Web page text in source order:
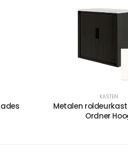
KASTEN
Metalen roldeurkast
Ordner